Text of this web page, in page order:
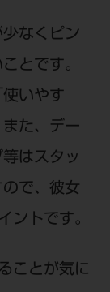
なくピン
とです。
いやす
た、デー
はスタッ
で、彼女
ントです。
ことが気に